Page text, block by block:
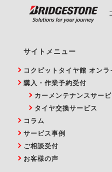
サイトメニュー
コクピットタイヤ館 オンラ
購入・作業予約受付
カーメンテナンスサービ
タイヤ交換サービス
コラム
サービス事例
ご相談受付
お客様の声